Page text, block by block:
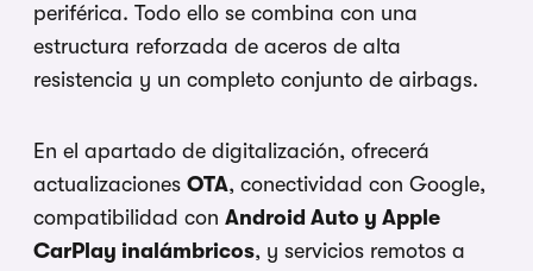
periférica. Todo ello se combina con una
estructura reforzada de aceros de alta
resistencia y un completo conjunto de airbags.
En el apartado de digitalización, ofrecerá
actualizaciones OTA, conectividad con Google,
compatibilidad con Android Auto y Apple
CarPlay inalámbricos, y servicios remotos a